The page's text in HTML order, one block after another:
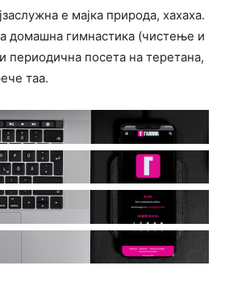
е мајка природа, хахаха.
домашна гимнастика (чистење и
периодична посета на теретана,
таа.